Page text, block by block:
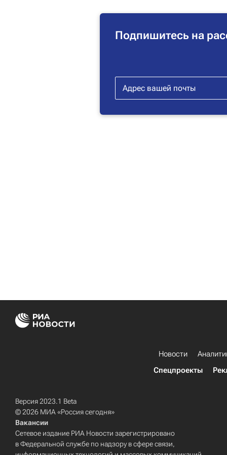
Подпишитесь на
Новости
Спецпроекты
Версия 2023.1 Beta
© 2026 МИА «Россия сегодня»
Вакансии
Сетевое издание РИА Новости зарегистрировано
в Федеральной службе по надзору в сфере связи,